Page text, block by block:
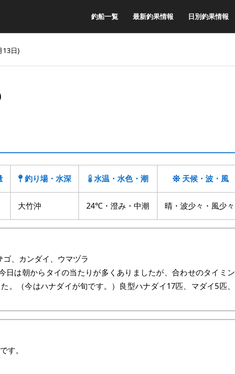
釣船一覧 最新釣果情報 日別釣果情報
13日)
釣り場・水深 水温・水色・潮 天候・波・風
大竹沖 24℃・澄み・中潮 晴・波少々・風少々
、カンダイ、ウマヅラ
日は朝からタイの当たりが多くありましたが、合わせのタイミン
。（今はハナダイが旬です。）良型ハナダイ17匹、マダイ5匹、
す。